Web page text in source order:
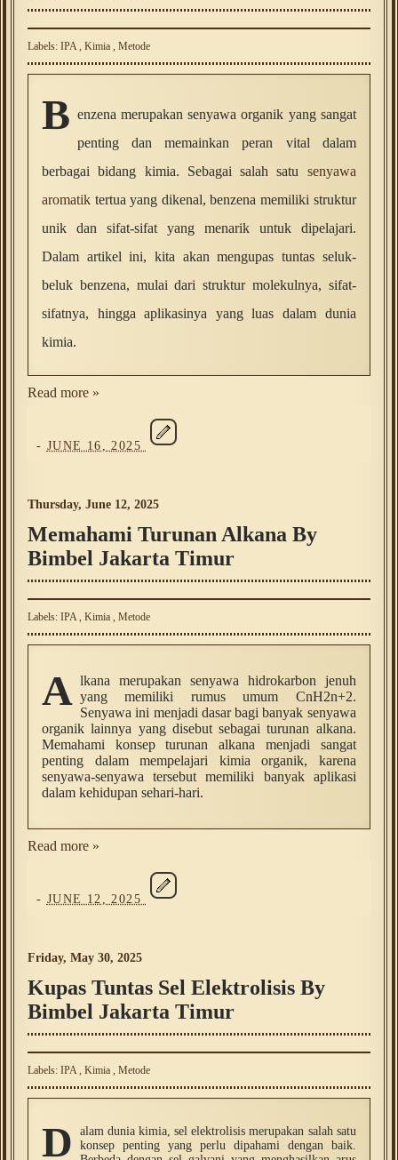
Labels: IPA, Kimia , Metode
B enzena merupakan senyawa organik yang sangat
penting dan memainkan peran vital dalam
berbagai bidang kimia. Sebagai salah satu senyawa
aromatik tertua yang dikenal, benzena memiliki struktur
unik dan sifat-sifat yang menarik untuk dipelajari.
Dalam artikel ini, kita akan mengupas tuntas seluk-
beluk benzena, mulai dari struktur molekulnya, sifat-
sifatnya, hingga aplikasinya yang luas dalam dunia
kimia.
Read more »
- JUNE 16, 2025
Thursday, June 12, 2025
Memahami Turunan Alkana By
Bimbel Jakarta Timur
Labels: IPA, Kimia , Metode
A lkana merupakan senyawa hidrokarbon jenuh
yang memiliki rumus umum CnH2n+2.
Senyawa ini menjadi dasar bagi banyak senyawa
organik lainnya yang disebut sebagai turunan alkana.
Memahami konsep turunan alkana menjadi sangat
penting dalam mempelajari kimia organik, karena
senyawa-senyawa tersebut memiliki banyak aplikasi
dalam kehidupan sehari-hari.
Read more »
- JUNE 12, 2025
Friday, May 30, 2025
Kupas Tuntas Sel Elektrolisis By
Bimbel Jakarta Timur
Labels: IPA, Kimia , Metode
D
alam dunia kimia, sel elektrolisis merupakan salah satu
konsep penting yang perlu dipahami dengan baik.